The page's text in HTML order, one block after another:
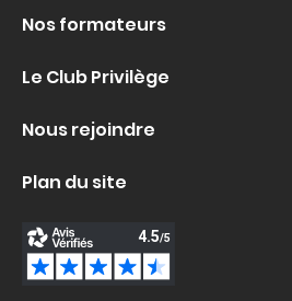
Nos formateurs
Le Club Privilège
Nous rejoindre
Plan du site